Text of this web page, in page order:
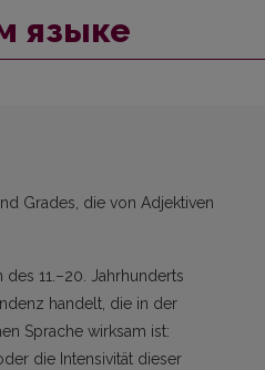
языке
Grades, die von Adjektiven
11.–20. Jahrhunderts
handelt, die in der
Sprache wirksam ist:
die Intensivität dieser